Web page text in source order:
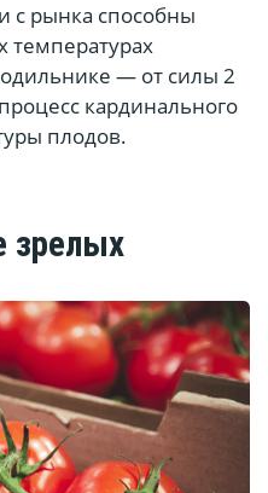
с рынка способны
температурах
— от силы 2
кардинального
плодов.
зрелых